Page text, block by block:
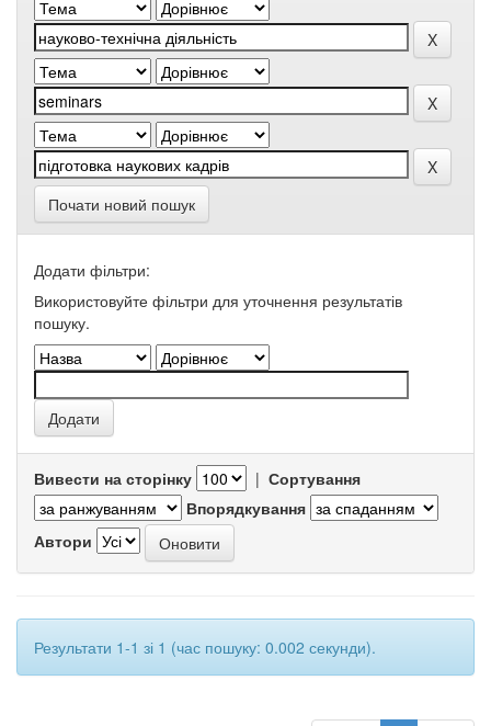
Почати новий пошук
Додати фільтри:
Використовуйте фільтри для уточнення результатів
пошуку.
Вивести на сторінку | Сортування
Впорядкування
Автори
Результати 1-1 зі 1 (час пошуку: 0.002 секунди).